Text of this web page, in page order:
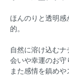
ほんのりと透明感
的。
自然に溶け込む
会いや幸運のお守
また感情を鎮めや